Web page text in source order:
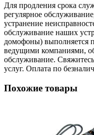
Для продления срока
регулярное
устранение
обслуживание наших
домофоны) выполняется
ведущими компаниями,
обслуживание.
услуг. Оплата по
Похожие товары